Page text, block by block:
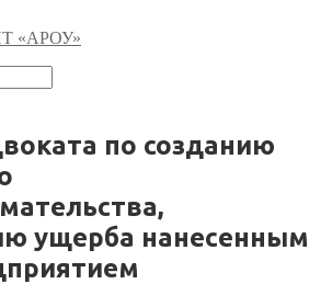
«АРОУ»
по созданию
ущерба нанесенным